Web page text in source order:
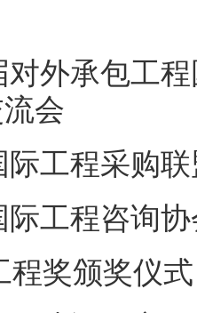
对外承包工
会
际工程采购
际工程咨询
程奖颁奖仪